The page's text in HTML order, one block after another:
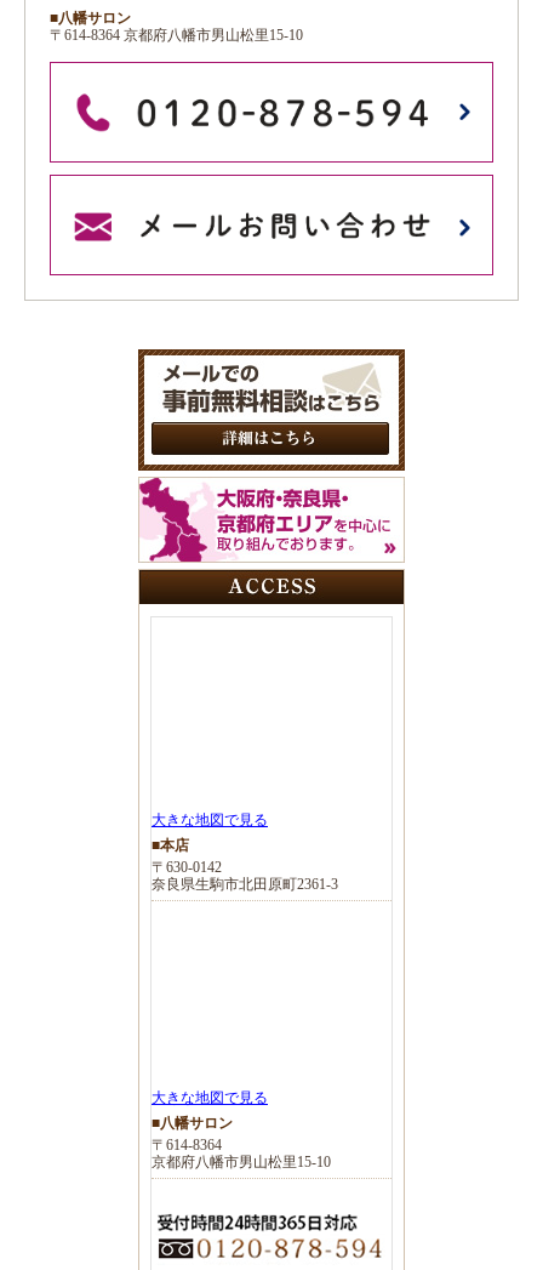
■八幡サロン
〒614-8364 京都府八幡市男山松里15-10
大きな地図で見る
■本店
〒630-0142
奈良県生駒市北田原町2361-3
大きな地図で見る
■八幡サロン
〒614-8364
京都府八幡市男山松里15-10